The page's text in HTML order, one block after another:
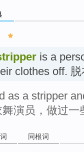
is a
clothes off.
as a stripper
演员，做过一
同根词